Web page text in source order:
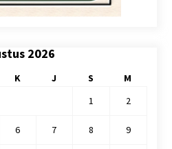
2026
K J S
M
1
2
6 7 8 9